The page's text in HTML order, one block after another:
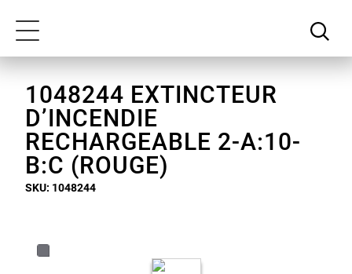
contenu
principal
déclaration
d'accessibilité
Toggle
1048244 EXTINCTEUR
D’INCENDIE
RECHARGEABLE 2-A:10-
B:C (ROUGE)
SKU: 1048244